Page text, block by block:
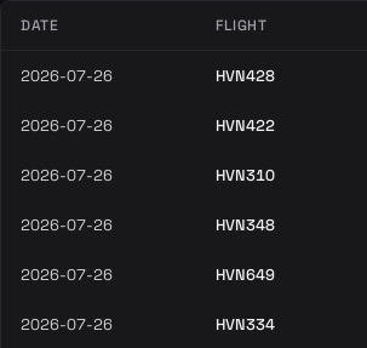
DATE FLIGHT
2026-07-26 HVN428
2026-07-26 HVN422
2026-07-26 HVN310
2026-07-26 HVN348
2026-07-26 HVN649
2026-07-26 HVN334